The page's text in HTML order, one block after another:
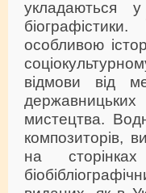
укладаються у
особливою
відмови від
мистецтва.
композиторів,
на